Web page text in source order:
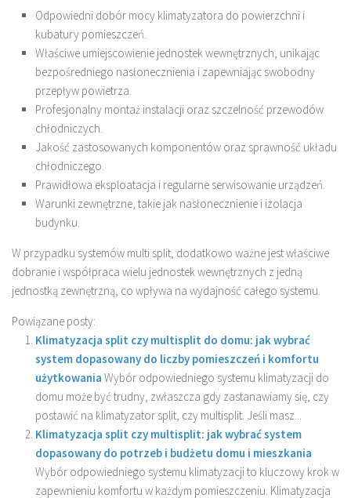
Odpowiedni dobór mocy klimatyzatora do powierzchni i
kubatury pomieszczeń.
Właściwe umiejscowienie jednostek wewnętrznych, unikając
bezpośredniego nasłonecznienia i zapewniając swobodny
przepływ powietrza.
Profesjonalny montaż instalacji oraz szczelność przewodów
chłodniczych.
Jakość zastosowanych komponentów oraz sprawność układu
chłodniczego.
Prawidłowa eksploatacja i regularne serwisowanie urządzeń.
Warunki zewnętrzne, takie jak nasłonecznienie i izolacja
budynku.
W przypadku systemów multi split, dodatkowo ważne jest właściwe
dobranie i współpraca wielu jednostek wewnętrznych z jedną
jednostką zewnętrzną, co wpływa na wydajność całego systemu.
Powiązane posty:
Klimatyzacja split czy multisplit do domu: jak wybrać
system dopasowany do liczby pomieszczeń i komfortu
użytkowania Wybór odpowiedniego systemu klimatyzacji do
domu może być trudny, zwłaszcza gdy zastanawiamy się, czy
postawić na klimatyzator split, czy multisplit. Jeśli masz...
Klimatyzacja split czy multisplit: jak wybrać system
dopasowany do potrzeb i budżetu domu i mieszkania
Wybór odpowiedniego systemu klimatyzacji to kluczowy krok w
zapewnieniu komfortu w każdym pomieszczeniu. Klimatyzacja